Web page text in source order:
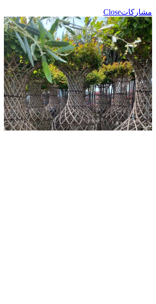
مشاركاتClose